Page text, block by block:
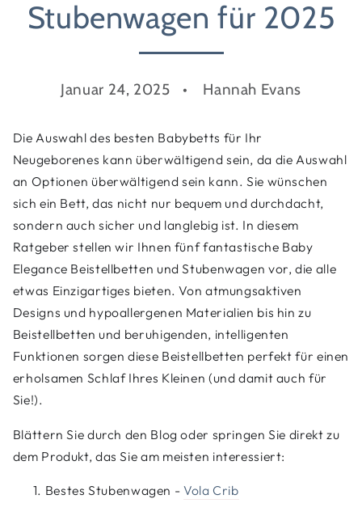
Stubenwagen für 2025
Januar 24, 2025 Hannah Evans
Die Auswahl des besten Babybetts für Ihr
Neugeborenes kann überwältigend sein, da die Auswahl
an Optionen überwältigend sein kann. Sie wünschen
sich ein Bett, das nicht nur bequem und durchdacht,
sondern auch sicher und langlebig ist. In diesem
Ratgeber stellen wir Ihnen fünf fantastische Baby
Elegance Beistellbetten und Stubenwagen vor, die alle
etwas Einzigartiges bieten. Von atmungsaktiven
Designs und hypoallergenen Materialien bis hin zu
Beistellbetten und beruhigenden, intelligenten
Funktionen sorgen diese Beistellbetten perfekt für einen
erholsamen Schlaf Ihres Kleinen (und damit auch für
Sie!).
Blättern Sie durch den Blog oder springen Sie direkt zu
dem Produkt, das Sie am meisten interessiert:
Bestes Stubenwagen - Vola Crib